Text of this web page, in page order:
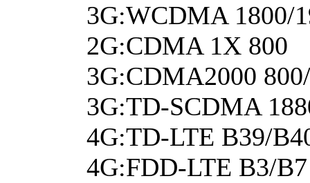
3G:WCDMA 1800/
2G:CDMA 1X 800
3G:CDMA2000
3G:TD-SCDMA
4G:TD-LTE B39/
4G:FDD-LTE B3/B7